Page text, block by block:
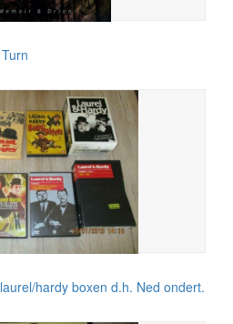
hardy boxen d.h. Ned ondert.